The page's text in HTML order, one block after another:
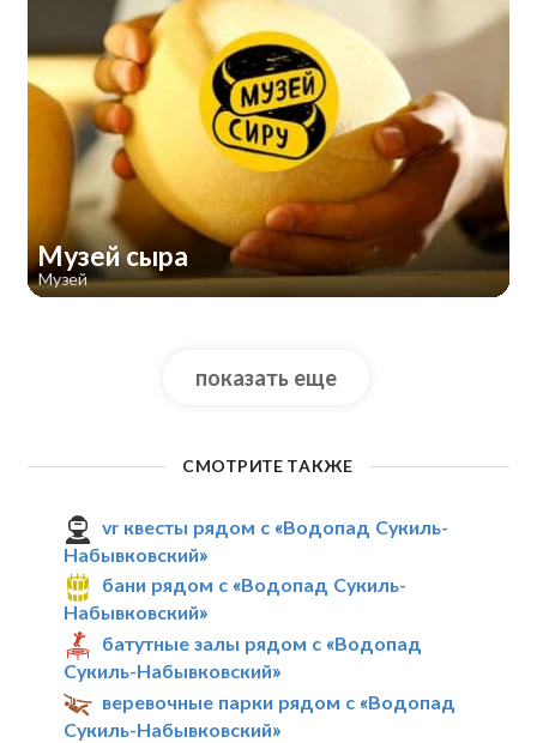
Музей сыра
Музей
показать еще
СМОТРИТЕ ТАКЖЕ
vr квесты рядом с «Водопад Сукиль-
Набывковский»
бани рядом с «Водопад Сукиль-
Набывковский»
батутные залы рядом с «Водопад
Сукиль-Набывковский»
веревочные парки рядом с «Водопад
Сукиль-Набывковский»